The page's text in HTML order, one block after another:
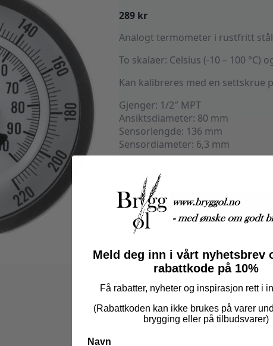
289 kr
Analogt termometer i rustfritt
To skalaer: Celsius (-10 – 100 °C)
Kan kalibreres med en settskrue
Gjenger: 1/2″ MPT
Ansiktsdiameter: 80 mm
Sensorlengde: 136 mm
Sensordiameter: 6,3 mm
2 på lager
Thermometer
136
mm,
MPT
antall
Legg I Handlekurv
Produktnummer:
Meld deg inn i vårt nyhetsbrev
rabattkode på 10%
Få rabatter, nyheter og inspirasjon rett i
(Rabattkoden kan ikke brukes på varer
brygging eller på tilbudsvarer)
Navn